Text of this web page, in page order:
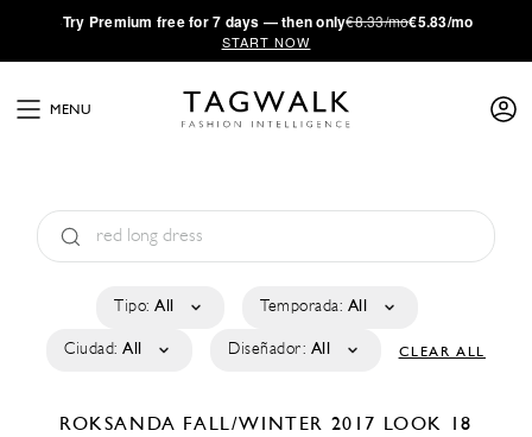
·Try Premium free for 7 days — then only€8.33/mo€5.83/mo
START NOW
MENU
Tipo: All Temporada: All
Ciudad: All Diseñador: All CLEAR ALL
ROKSANDA FALL/WINTER 2017 LOOK 18